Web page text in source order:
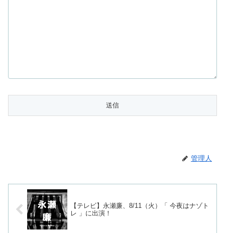
管理人
【テレビ】永瀬廉、8/11（火）「 今夜はナゾト
レ 」に出演！